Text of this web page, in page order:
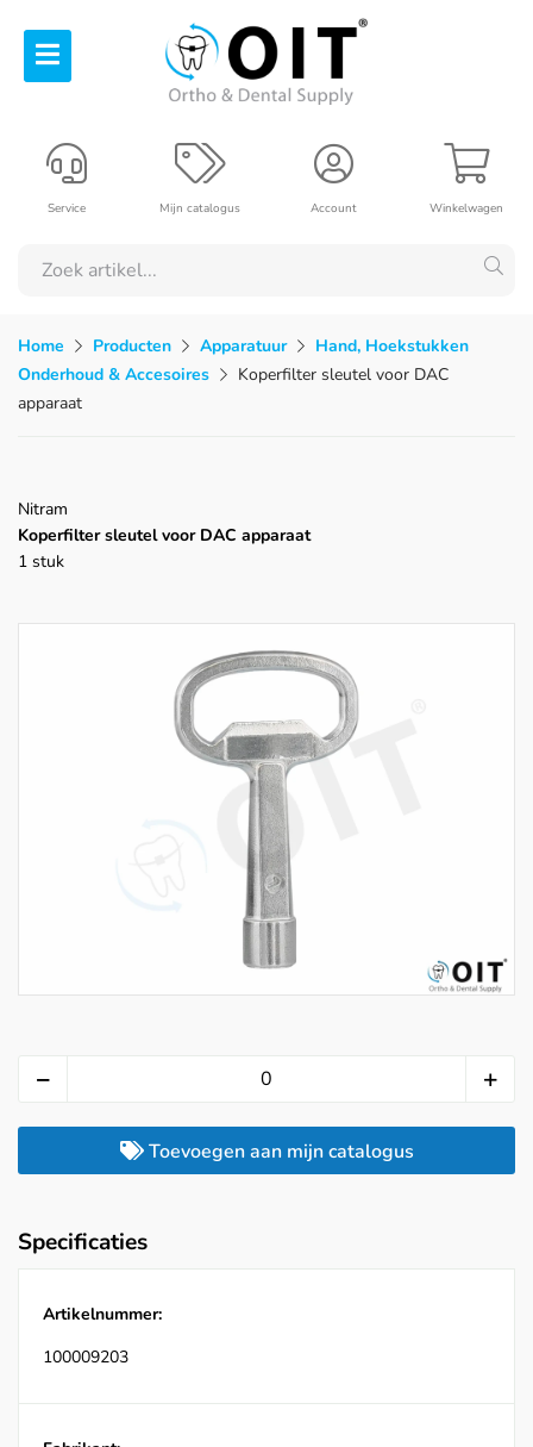
Winkelwagen
Account
Mijn catalogus
Service
Home Producten Apparatuur
Hand, Hoekstukken
Onderhoud & Accesoires
Koperfilter sleutel voor DAC
apparaat
Nitram
Koperfilter sleutel voor DAC apparaat
1 stuk
Toevoegen aan mijn catalogus
Specificaties
Artikelnummer:
100009203